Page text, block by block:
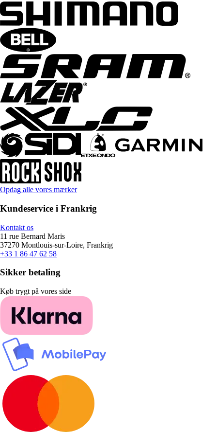
Opdag alle vores mærker
Kundeservice i Frankrig
Kontakt os
11 rue Bernard Maris
37270 Montlouis-sur-Loire, Frankrig
+33 1 86 47 62 58
Sikker betaling
Køb trygt på vores side